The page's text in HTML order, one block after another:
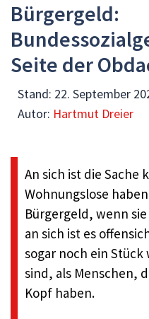
Bürgergeld:
Seite der
Stand: 22. September
Autor: Hartmut Dreier
An sich ist die Sache
Wohnungslose
Bürgergeld, wenn
an sich ist es
sogar noch ein
sind, als Menschen,
Kopf haben.